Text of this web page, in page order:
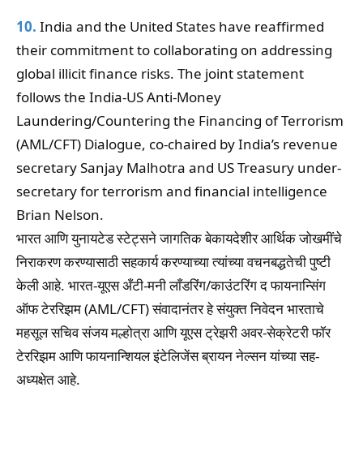
10. India and the United States have reaffirmed
their commitment to collaborating on addressing
global illicit finance risks. The joint statement
follows the India-US Anti-Money
Laundering/Countering the Financing of Terrorism
(AML/CFT) Dialogue, co-chaired by India’s revenue
secretary Sanjay Malhotra and US Treasury under-
secretary for terrorism and financial intelligence
Brian Nelson.
भारत आणि युनायटेड स्टेट्सने जागतिक बेकायदेशीर आर्थिक जोखमींचे
निराकरण करण्यासाठी सहकार्य करण्याच्या त्यांच्या वचनबद्धतेची पुष्टी
केली आहे. भारत-यूएस अँटी-मनी लाँडरिंग/काउंटरिंग द फायनान्सिंग
ऑफ टेररिझम (AML/CFT) संवादानंतर हे संयुक्त निवेदन भारताचे
महसूल सचिव संजय मल्होत्रा आणि यूएस ट्रेझरी अवर-सेक्रेटरी फॉर
टेररिझम आणि फायनान्शियल इंटेलिजेंस ब्रायन नेल्सन यांच्या सह-
अध्यक्षेत आहे.